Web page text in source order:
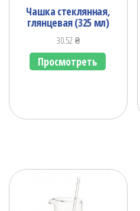
Чашка стеклянная,
глянцевая (325 мл)
30.52 ₴
Просмотреть